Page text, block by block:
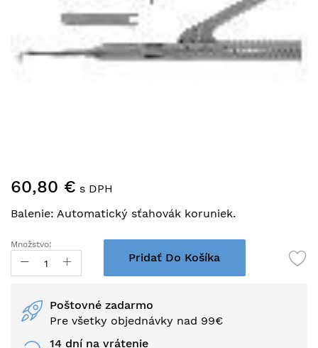
na
galérie
60,80 € s DPH
Balenie: Automatický sťahovák koruniek.
Množstvo:
Pridať Do Košíka
Poštovné zadarmo
Pre všetky objednávky nad 99€
14 dní na vrátenie